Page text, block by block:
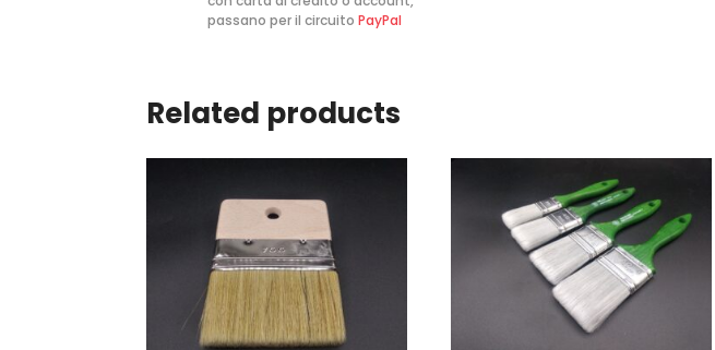
passano per il circuito PayPal
Related products